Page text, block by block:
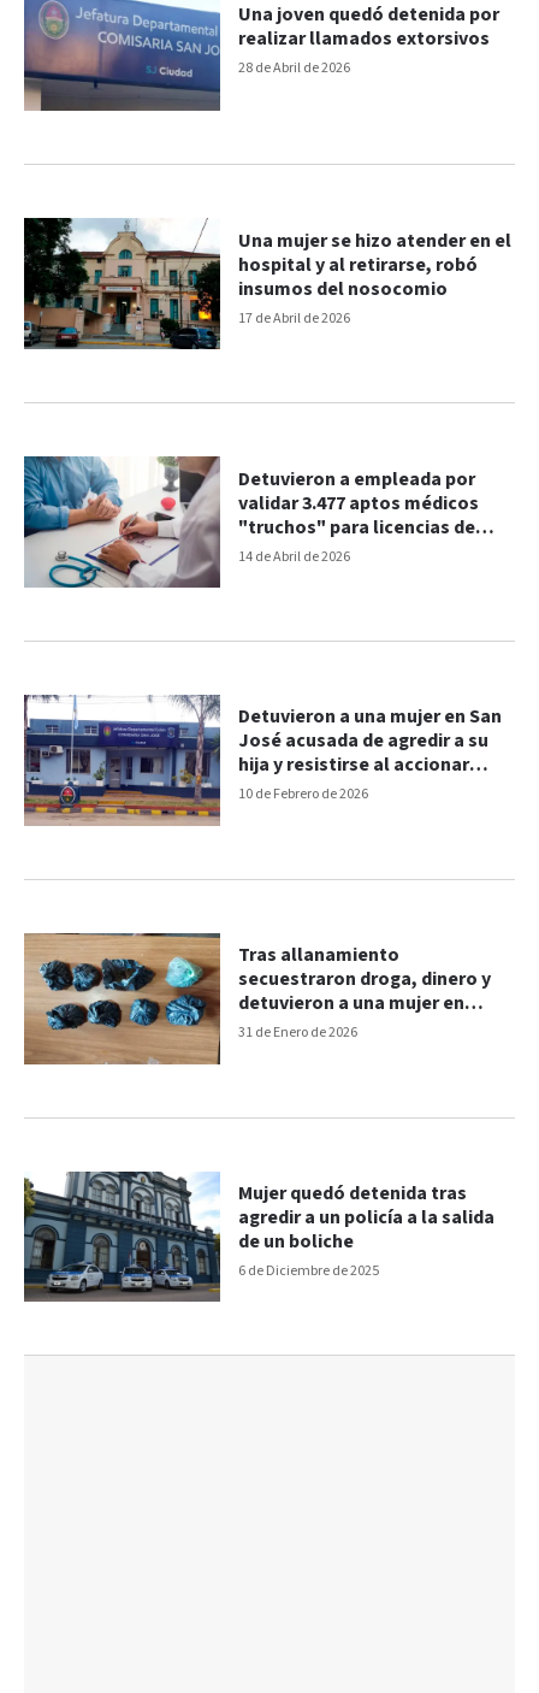
28 de Abril de 2026
Una joven quedó detenida por
realizar llamados extorsivos
17 de Abril de 2026
Una mujer se hizo atender en el
hospital y al retirarse, robó
insumos del nosocomio
14 de Abril de 2026
Detuvieron a empleada por
validar 3.477 aptos médicos
"truchos" para licencias de
conducir
10 de Febrero de 2026
Detuvieron a una mujer en San
José acusada de agredir a su
hija y resistirse al accionar
policial
31 de Enero de 2026
Tras allanamiento
secuestraron droga, dinero y
detuvieron a una mujer en
Villaguay
6 de Diciembre de 2025
Mujer quedó detenida tras
agredir a un policía a la salida
de un boliche